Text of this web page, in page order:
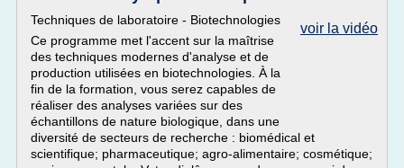
voir la vidéo
Techniques de laboratoire - Biotechnologies
Ce programme met l'accent sur la maîtrise
des techniques modernes d'analyse et de
production utilisées en biotechnologies. À la
fin de la formation, vous serez capables de
réaliser des analyses variées sur des
échantillons de nature biologique, dans une
diversité de secteurs de recherche : biomédical et
scientifique; pharmaceutique; agro-alimentaire; cosmétique;